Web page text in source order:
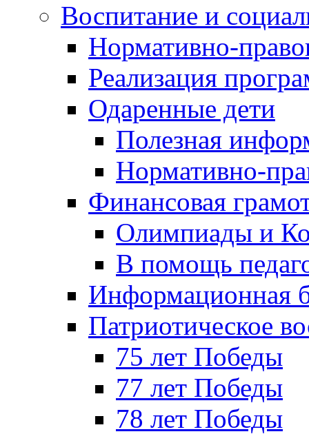
Воспитание и
Нормативно-
Реализация
Одаренные дети
Полезная
Нормативно-
Финансовая
Олимпиады и
В помощь
Информационная
Патриотическое
75 лет Победы
77 лет Победы
78 лет Победы